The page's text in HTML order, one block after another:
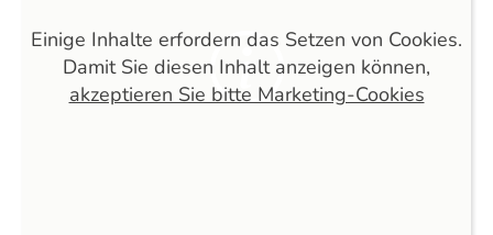
Einige Inhalte erfordern das Setzen von Cookies.
Damit Sie diesen Inhalt anzeigen können,
akzeptieren Sie bitte Marketing-Cookies